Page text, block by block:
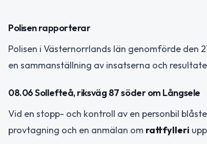
Polisen rapporterar
Polisen i Västernorrlands län genomförde den
en sammanställning av insatserna och
08.06 Sollefteå, riksväg 87 söder om Långsele
Vid en stopp- och kontroll av en personbil
provtagning och en anmälan om rattfylleri